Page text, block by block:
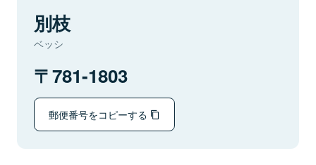
別枝
ベッシ
781-1803
郵便番号をコピーする